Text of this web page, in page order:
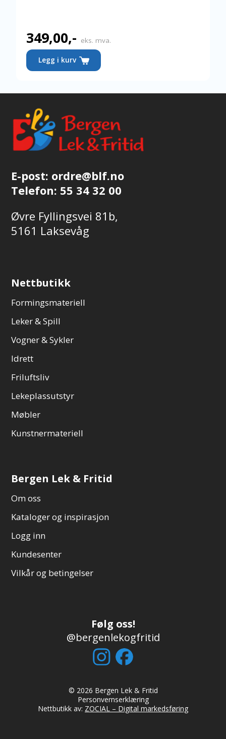
349,00,- eks. mva.
Legg i kurv
E-post: ordre@blf.no
Telefon: 55 34 32 00
Øvre Fyllingsvei 81b,
5161 Laksevåg
Nettbutikk
Formingsmateriell
Leker & Spill
Vogner & Sykler
Idrett
Friluftsliv
Lekeplassutstyr
Møbler
Kunstnermateriell
Bergen Lek & Fritid
Om oss
Kataloger og inspirasjon
Logg inn
Kundesenter
Vilkår og betingelser
Følg oss!
@bergenlekogfritid
© 2026 Bergen Lek & Fritid
Personvernserklæring
Nettbutikk av: ZOCIAL – Digital markedsføring